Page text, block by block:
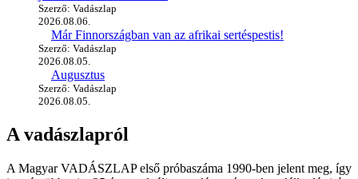
Szerző: Vadászlap
2026.08.06.
Már Finnországban van az afrikai sertéspestis!
Szerző: Vadászlap
2026.08.05.
Augusztus
Szerző: Vadászlap
2026.08.05.
A vadászlapról
A Magyar VADÁSZLAP első próbaszáma 1990-ben jelent meg, így